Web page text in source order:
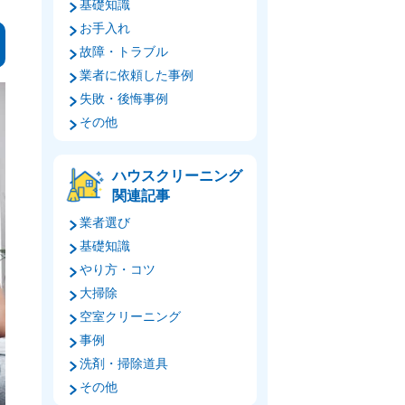
基礎知識
お手入れ
故障・トラブル
業者に依頼した事例
失敗・後悔事例
その他
ハウスクリーニング
関連記事
業者選び
基礎知識
やり方・コツ
大掃除
空室クリーニング
事例
洗剤・掃除道具
その他